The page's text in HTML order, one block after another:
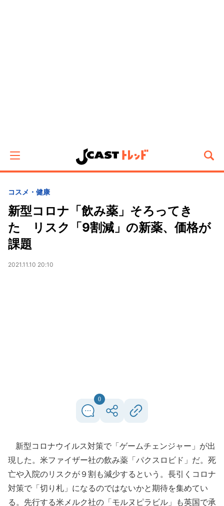
コスメ・健康
新型コロナ「飲み薬」そろってき
た リスク「9割減」の新薬、価格が
課題
2021.11.10 20:10
0
新型コロナウイルス対策で「ゲームチェンジャー」が出
現した。米ファイザー社の飲み薬「パクスロビド」だ。死
亡や入院のリスクが９割も減少するという。長引くコロナ
対策で「切り札」になるのではないかと期待を集めてい
る。先行する米メルク社の「モルヌピラビル」も英国で承